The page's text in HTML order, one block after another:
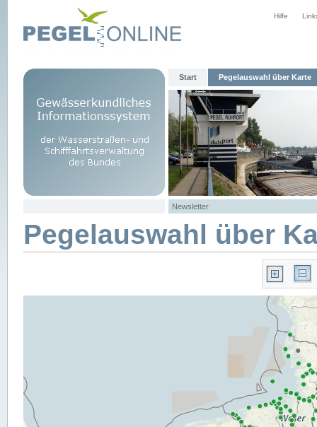
Hilfe
Start Pegelauswahl über Karte
Newsletter
Pegelauswahl über